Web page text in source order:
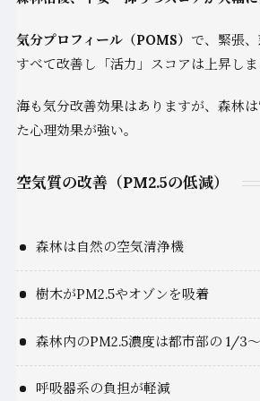
気分プロフィール（POMS） で、緊張
すべて改善し「活力」スコアは上昇しま
海も気分改善効果はありますが、森林は
た心理効果が強い。
空気質の改善（PM2.5の低減）
森林は自然の空気清浄機
樹木がPM2.5やオゾンを吸着
森林内のPM2.5濃度は都市部の 1/3
呼吸器系の負担が軽減